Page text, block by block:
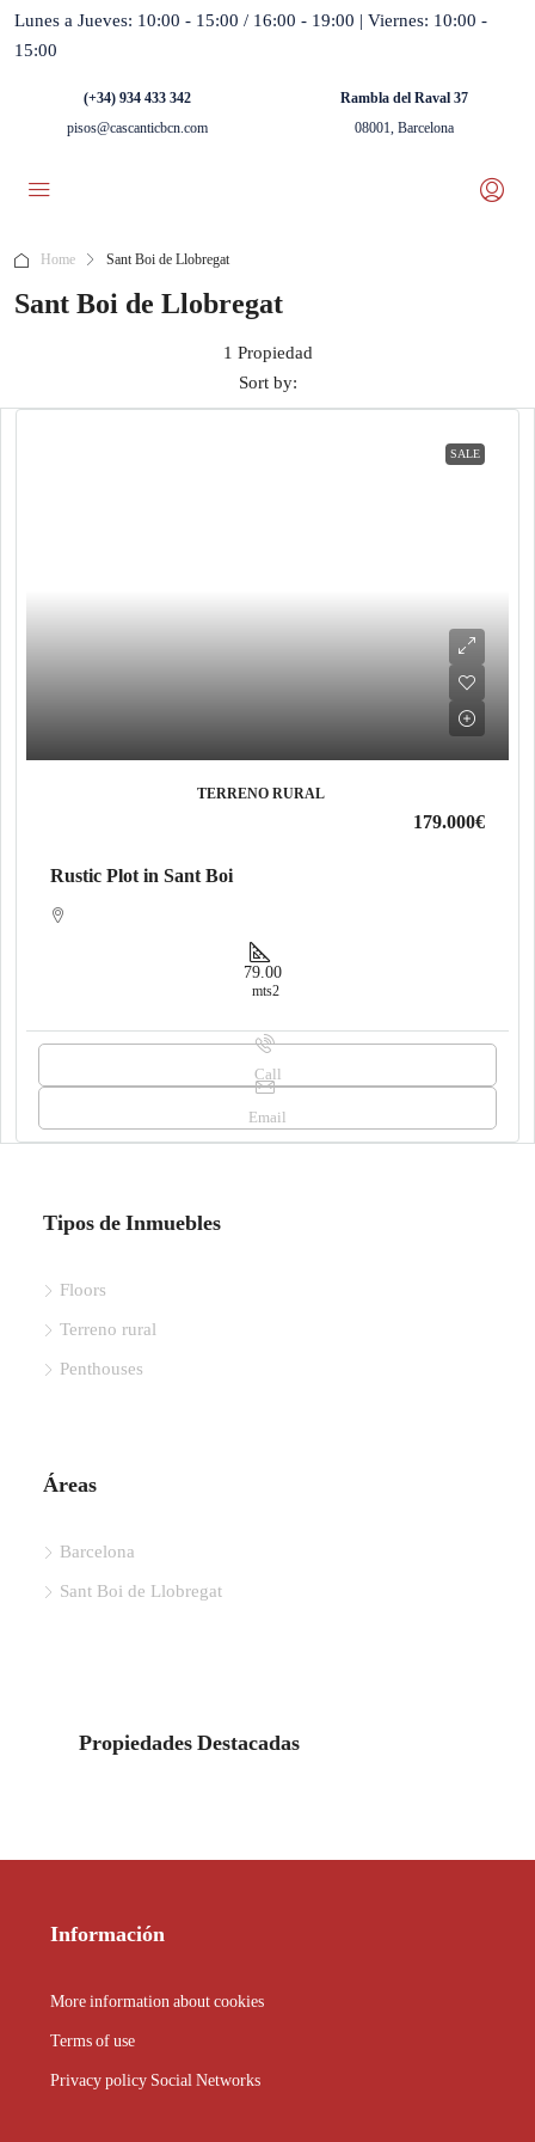
Lunes a Jueves: 10:00 - 15:00 / 16:00 - 19:00 | Viernes: 10:00 -
15:00
(+34) 934 433 342
pisos@cascanticbcn.com
Rambla del Raval 37
08001, Barcelona
Home Sant Boi de Llobregat
Sant Boi de Llobregat
1 Propiedad
Sort by:
SALE
TERRENO RURAL
179.000€
Rustic Plot in Sant Boi
79.00
mts2
Call
Email
Tipos de Inmuebles
Floors
Terreno rural
Penthouses
Áreas
Barcelona
Sant Boi de Llobregat
Propiedades Destacadas
Información
More information about cookies
Terms of use
Privacy policy Social Networks